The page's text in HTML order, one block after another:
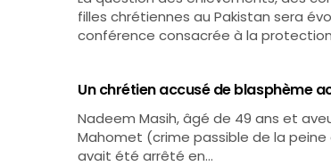
filles chrétiennes au Pakistan sera
conférence consacrée à la
Un chrétien accusé de blasphème
Nadeem Masih, âgé de 49 ans et
Mahomet (crime passible de la
avait été arrêté en…